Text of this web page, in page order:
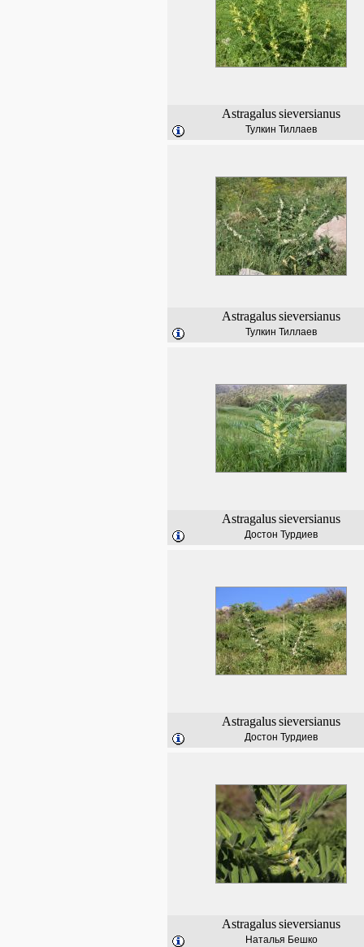
Astragalussieversianus
Тулкин Тиллаев
Astragalussieversianus
Тулкин Тиллаев
Astragalussieversianus
Достон Турдиев
Astragalussieversianus
Достон Турдиев
Astragalussieversianus
Наталья Бешко